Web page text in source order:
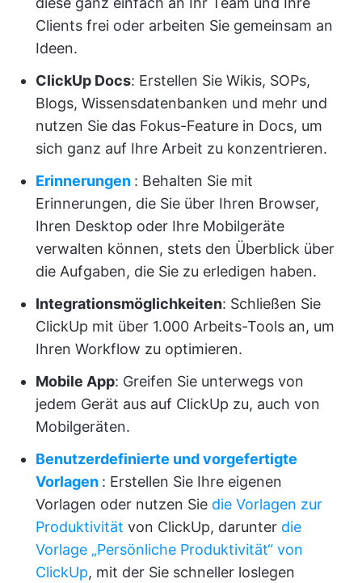
Clients frei oder arbeiten Sie gemeinsam an
Ideen.
ClickUp Docs: Erstellen Sie Wikis, SOPs,
Blogs, Wissensdatenbanken und mehr und
nutzen Sie das Fokus-Feature in Docs, um
sich ganz auf Ihre Arbeit zu konzentrieren.
Erinnerungen : Behalten Sie mit
Erinnerungen, die Sie über Ihren Browser,
Ihren Desktop oder Ihre Mobilgeräte
verwalten können, stets den Überblick über
die Aufgaben, die Sie zu erledigen haben.
Integrationsmöglichkeiten: Schließen Sie
ClickUp mit über 1.000 Arbeits-Tools an, um
Ihren Workflow zu optimieren.
Mobile App: Greifen Sie unterwegs von
jedem Gerät aus auf ClickUp zu, auch von
Mobilgeräten.
Benutzerdefinierte und vorgefertigte
Vorlagen : Erstellen Sie Ihre eigenen
Vorlagen oder nutzen Sie die Vorlagen zur
Produktivität von ClickUp, darunter die
Vorlage „Persönliche Produktivität“ von
ClickUp, mit der Sie schneller loslegen